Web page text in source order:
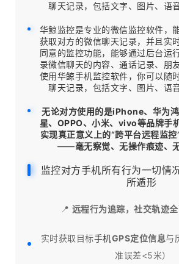
聊天记录，包括文字、图片、语
华鲸监控是专业的微信监控软件，
获取对方的微信聊天记录，并且实
同意的监控功能，能够通过后台运
录微信聊天的内容、通话记录、朋
使用华鲸手机监控软件，你可以随
聊天记录，包括文字、图片、语
无论对方使用的是iPhone、华为
星、OPPO、小米、vivo等品牌手
实现真正意义上的“跨平台远程监控
——毫无察觉、无操作痕迹、
监控对方手机所有行为一切情
所遁形
📍 远程行为追踪，社交轨迹全
实时获取目标手机GPS定位信息与
准误差<5米）